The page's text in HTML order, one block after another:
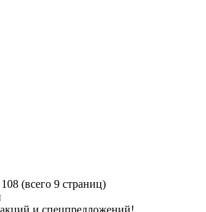
(всего 9 страниц)
и спецпредложений!